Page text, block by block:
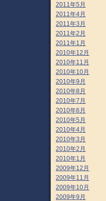
2011年5月
2011年4月
2011年3月
2011年2月
2011年1月
2010年12月
2010年11月
2010年10月
2010年9月
2010年8月
2010年7月
2010年6月
2010年5月
2010年4月
2010年3月
2010年2月
2010年1月
2009年12月
2009年11月
2009年10月
2009年9月